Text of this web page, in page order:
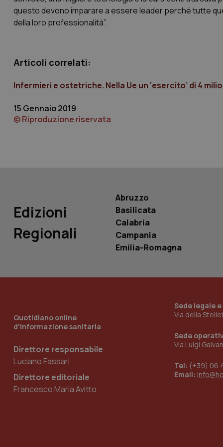
questo devono imparare a essere leader perché tutte
della loro professionalità”.
Articoli correlati:
Infermieri e ostetriche. Nella Ue un ‘esercito’ di 4
15 Gennaio 2019
© Riproduzione riservata
Edizioni
Regionali
Abruzzo
Basilicata
Calabria
Campania
Emilia-Romagna
Quotidiano online
d'informazione sanitaria
Direttore responsabile
Luciano Fassari
Direttore editoriale
Francesco Maria Avitto
Sede legale
Via della
Sede
Via Luigi
Tel: (+39) 06
Email:
Nome
Nome